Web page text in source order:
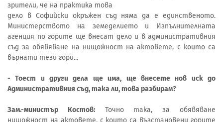
зрители, че на практика това
дело в Софийски окръжен съд няма да е единственото.
Министерството на земеделието и Изпълнителната
агенция по горите ще внесат дело и в административния
съд за обявяване на нищожност на актовете, с които са
върнати тези гори...
- Тоест и други дела ще има, ще внесете нов иск до
Административния съд, така ли, това разбирам?
Зам.-министър Костов:Точно така, за обявяване
нищожност на актовете, с които са възстановени горите